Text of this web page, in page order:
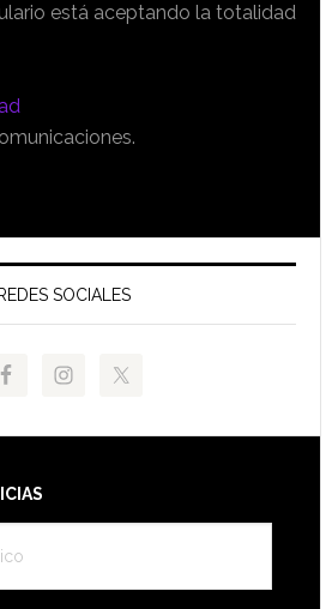
está aceptando la totalidad
REDES SOCIALES